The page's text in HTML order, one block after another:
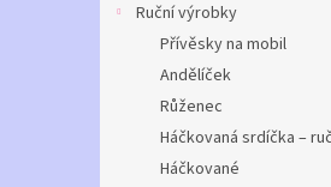
Ruční výrobky
Přívěsky na mobil
Andělíček
Růženec
Háčkovaná srdíčka –
Háčkované